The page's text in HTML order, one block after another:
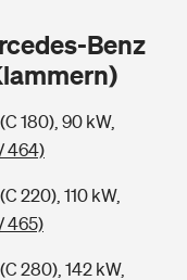
Haus?
im Alter?Benz
180), 90 kW,
464)
220), 110 kW,
465)
280), 142 kW,